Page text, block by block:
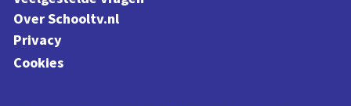
Over Schooltv.nl
Privacy
Cookies